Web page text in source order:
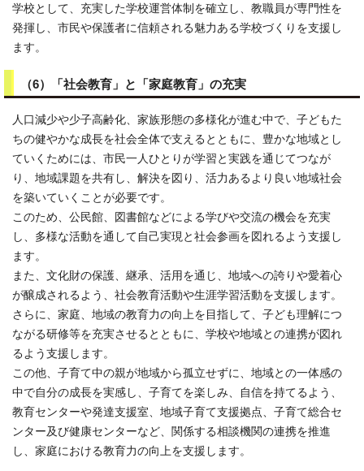
学校として、充実した学校運営体制を確立し、教職員が専門性を
発揮し、市民や保護者に信頼される魅力ある学校づくりを支援し
ます。
（6）「社会教育」と「家庭教育」の充実
人口減少や少子高齢化、家族形態の多様化が進む中で、子どもた
ちの健やかな成長を社会全体で支えるとともに、豊かな地域とし
ていくためには、市民一人ひとりが学習と実践を通じてつなが
り、地域課題を共有し、解決を図り、活力あるより良い地域社会
を築いていくことが必要です。
このため、公民館、図書館などによる学びや交流の機会を充実
し、多様な活動を通して自己実現と社会参画を図れるよう支援し
ます。
また、文化財の保護、継承、活用を通じ、地域への誇りや愛着心
が醸成されるよう、社会教育活動や生涯学習活動を支援します。
さらに、家庭、地域の教育力の向上を目指して、子ども理解につ
ながる研修等を充実させるとともに、学校や地域との連携が図れ
るよう支援します。
この他、子育て中の親が地域から孤立せずに、地域との一体感の
中で自分の成長を実感し、子育てを楽しみ、自信を持てるよう、
教育センターや発達支援室、地域子育て支援拠点、子育て総合セ
ンター及び健康センターなど、関係する相談機関の連携を推進
し、家庭における教育力の向上を支援します。